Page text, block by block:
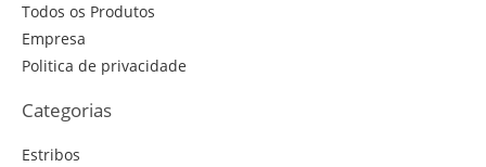
Todos os Produtos
Empresa
Politica de privacidade
Categorias
Estribos